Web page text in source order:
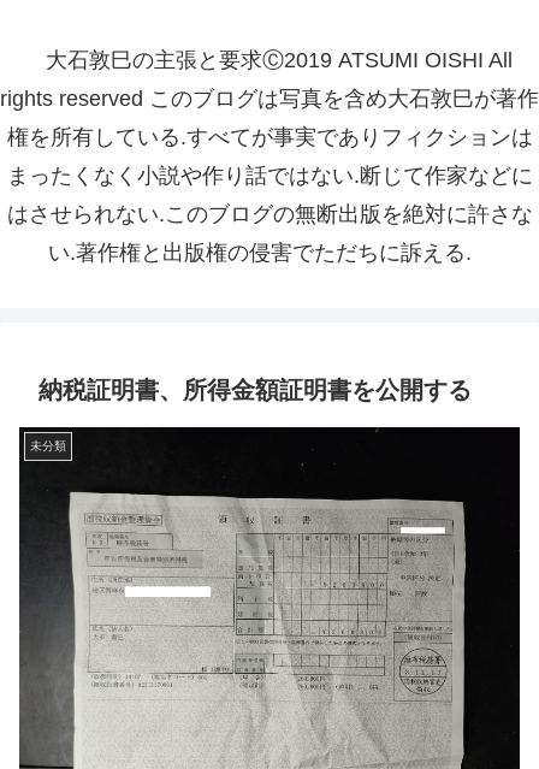
大石敦巳の主張と要求Ⓒ2019 ATSUMI OISHI All
rights reserved このブログは写真を含め大石敦巳が著作
権を所有している.すべてが事実でありフィクションは
まったくなく小説や作り話ではない.断じて作家などに
はさせられない.このブログの無断出版を絶対に許さな
い.著作権と出版権の侵害でただちに訴える.
納税証明書、所得金額証明書を公開する
未分類